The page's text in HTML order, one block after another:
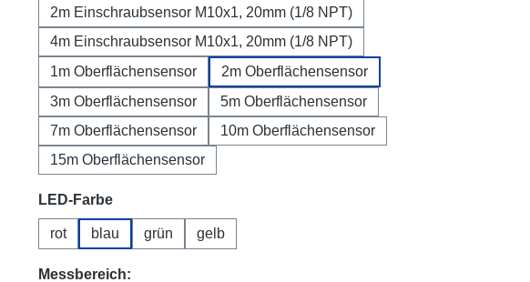
2m Einschraubsensor M10x1, 20mm (1/8 NPT)
4m Einschraubsensor M10x1, 20mm (1/8 NPT)
1m Oberflächensensor
2m Oberflächensensor
3m Oberflächensensor
5m Oberflächensensor
7m Oberflächensensor
10m Oberflächensensor
15m Oberflächensensor
Select
LED-Farbe
rot blau grün gelb
Select
Messbereich: